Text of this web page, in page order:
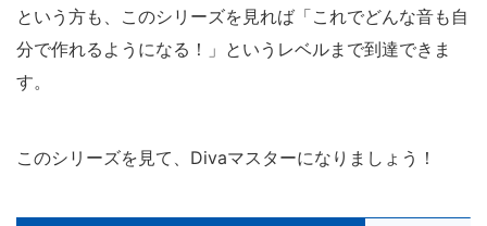
という方も、このシリーズを見れば「これでどんな音も自
分で作れるようになる！」というレベルまで到達できま
す。
このシリーズを見て、Divaマスターになりましょう！